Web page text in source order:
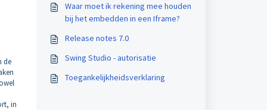
de
in
Waar moet ik rekening mee houden
bij het embedden in een Iframe?
Release notes 7.0
Swing Studio - autorisatie
Toegankelijkheidsverklaring